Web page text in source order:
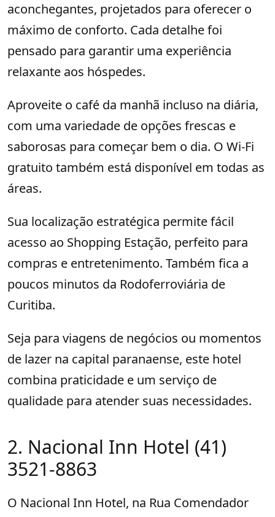
aconchegantes, projetados para oferecer o
máximo de conforto. Cada detalhe foi
pensado para garantir uma experiência
relaxante aos hóspedes.
Aproveite o café da manhã incluso na diária,
com uma variedade de opções frescas e
saborosas para começar bem o dia. O Wi-Fi
gratuito também está disponível em todas as
áreas.
Sua localização estratégica permite fácil
acesso ao Shopping Estação, perfeito para
compras e entretenimento. Também fica a
poucos minutos da Rodoferroviária de
Curitiba.
Seja para viagens de negócios ou momentos
de lazer na capital paranaense, este hotel
combina praticidade e um serviço de
qualidade para atender suas necessidades.
2. Nacional Inn Hotel (41)
3521-8863
O Nacional Inn Hotel, na Rua Comendador